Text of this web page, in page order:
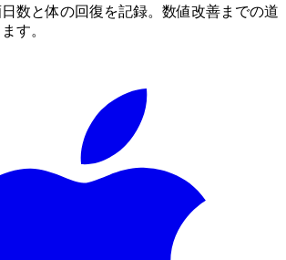
数と体の回復を記録。数値改善までの道
す。